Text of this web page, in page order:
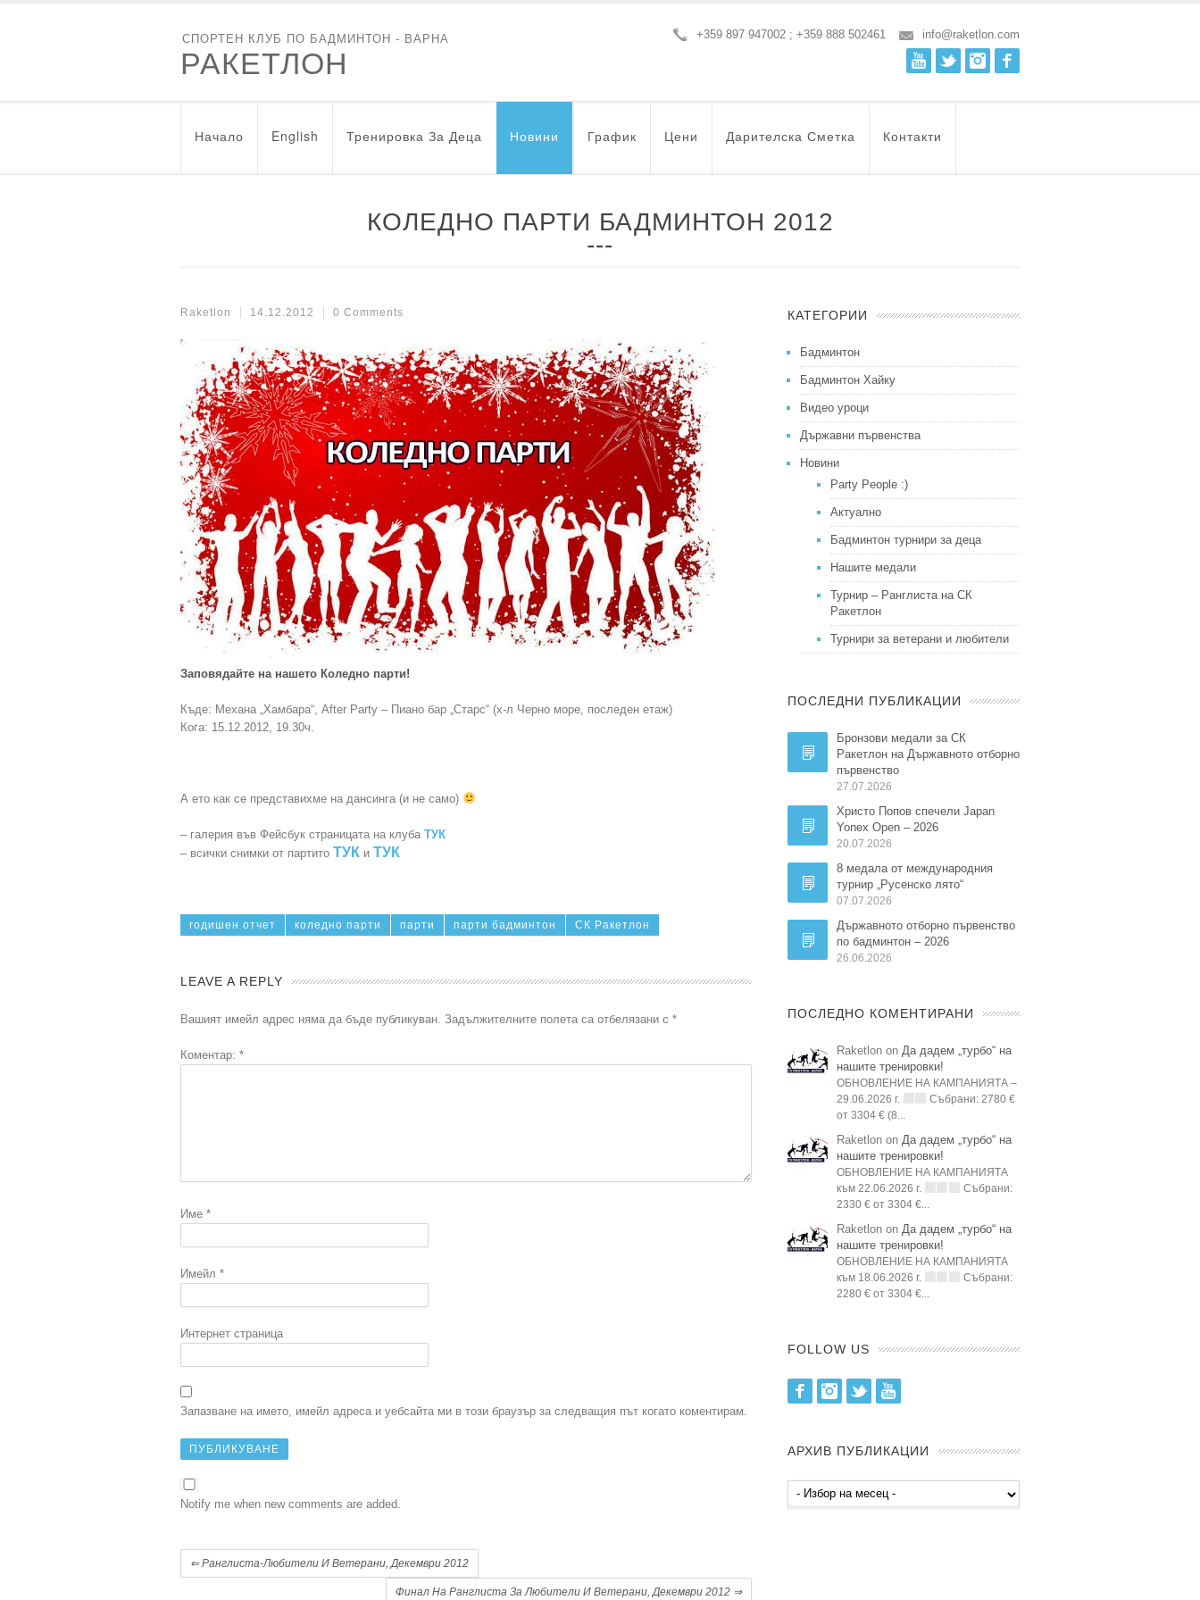
СПОРТЕН КЛУБ ПО БАДМИНТОН - ВАРНА
РАКЕТЛОН
+359 897 947002 ; +359 888 502461
info@raketlon.com
Instagram
Twitter
Youtube
Начало English Тренировка За Деца Новини График Цени Дарителска Сметка Контакти
КОЛЕДНО ПАРТИ БАДМИНТОН 2012
Raketlon 14.12.2012 0 Comments
Заповядайте на нашето Коледно парти!
Къде: Механа „Хамбара“, After Party – Пиано бар „Старс“ (х-л Черно море, последен етаж)
Кога: 15.12.2012, 19.30ч.
А ето как се представихме на дансинга (и не само)
– галерия във Фейсбук страницата на клуба ТУК
– всички снимки от партито ТУК и ТУК
годишен отчет коледно парти парти парти бадминтон СК Ракетлон
LEAVE A REPLY
Вашият имейл адрес няма да бъде публикуван. Задължителните полета са отбелязани с *
Коментар: *
Име *
Имейл *
Интернет страница
Запазване на името, имейл адреса и уебсайта ми в този браузър за следващия път когато коментирам.
Notify me when new comments are added.
⇐Ранглиста-Любители И Ветерани, Декември 2012
Финал На Ранглиста За Любители И Ветерани, Декември 2012 ⇒
КАТЕГОРИИ
Бадминтон
Бадминтон Хайку
Видео уроци
Държавни първенства
Новини
Party People :)
Актуално
Бадминтон турнири за деца
Нашите медали
Турнир – Ранглиста на СК
Ракетлон
Турнири за ветерани и любители
ПОСЛЕДНИ ПУБЛИКАЦИИ
Бронзови медали за СК
Ракетлон на Държавното отборно
първенство
27.07.2026
Христо Попов спечели Japan
Yonex Open – 2026
20.07.2026
8 медала от международния
турнир „Русенско лято“
07.07.2026
Държавното отборно първенство
по бадминтон – 2026
26.06.2026
ПОСЛЕДНО КОМЕНТИРАНИ
Raketlon on Да дадем „турбо“ на
нашите тренировки!
ОБНОВЛЕНИЕ НА КАМПАНИЯТА –
29.06.2026 г.
Събрани: 2780 €
от 3304 € (8...
Raketlon on Да дадем „турбо“ на
нашите тренировки!
ОБНОВЛЕНИЕ НА КАМПАНИЯТА
към 22.06.2026 г.
Събрани:
2330 € от 3304 €...
Raketlon on Да дадем „турбо“ на
нашите тренировки!
ОБНОВЛЕНИЕ НА КАМПАНИЯТА
към 18.06.2026 г.
Събрани:
2280 € от 3304 €...
FOLLOW US
FacebookInstagram
Twitter
АРХИВ ПУБЛИКАЦИИ
Архив
публикации